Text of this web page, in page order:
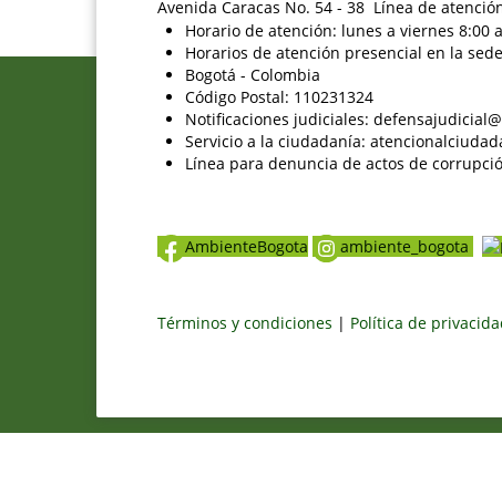
Avenida Caracas No. 54 - 38 Línea de
Horario de atención: lunes a viernes 8:00
Horarios de atención presencial en la
Bogotá - Colombia
Código Postal: 110231324
Notificaciones judiciales:
Servicio a la ciudadanía:
Línea para denuncia de actos de
AmbienteBogota ambiente_bogota
Términos y condiciones | Política de